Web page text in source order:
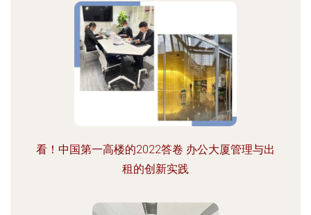
看！中国第一高楼的2022答卷 办公大厦管理与出
租的创新实践